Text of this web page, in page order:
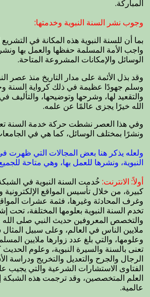
المباركة.
وجوب نشر السنة النبوية وخدمتها:
بما أن للسنة النبوية هذه المكانة في
واجب الأمة المسلمة حفظها والعمل بها
الوسائل والإمكانات المشروعة المتاحة.
وقد بذل الأئمة على مدار التاريخ منذ عصر
وسلم جهودًا عظيمة في ذلك كرواية السنة
والتقعيد لها، وشرحها وتوضيحها، والتأليف
الله خيرًا يجزى عالمًا عن علمه.
وفي هذا العصر نشطت حركة خدمة السنة
ونشرًا بمختلف الوسائل، كما هي في
ولعله يذكر هنا بعض المجالات التي ظهرت
النبوية، ونشرها للعمل بها، وهي متاحة
أولاً: الانترنت: خُدمت السنة النبوية في
كبيرة، من خلال تأسيس المواقع
وغرف المحادثة وغيرها، فثمة عشرات المواقع
تخدم السنة النبوية بعلومها المختلفة، تحت
والتخصص المعروفين حديث النبي صلى الله
ملايين الناس في العالم، وعلى سبيل المثال
وعلومها، والتي بلغ عدد زوارها ملايين
تعنى بالسنة والسيرة النبوية، وعلوم
الرجال والجرح والتعديل والتخريج ودراسة
الفتاوى الاستشارات الشرعية والتي يجيب
العلم المتخصصين، وقد ترجمت هذه الشبكة
عالمية.